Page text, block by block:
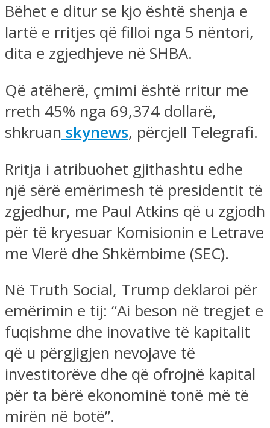
Bëhet e ditur se kjo është shenja e
lartë e rritjes që filloi nga 5 nëntori,
dita e zgjedhjeve në SHBA.
Që atëherë, çmimi është rritur me
rreth 45% nga 69,374 dollarë,
shkruan skynews, përcjell Telegrafi.
Rritja i atribuohet gjithashtu edhe
një sërë emërimesh të presidentit të
zgjedhur, me Paul Atkins që u zgjodh
për të kryesuar Komisionin e Letrave
me Vlerë dhe Shkëmbime (SEC).
Në Truth Social, Trump deklaroi për
emërimin e tij: “Ai beson në tregjet e
fuqishme dhe inovative të kapitalit
që u përgjigjen nevojave të
investitorëve dhe që ofrojnë kapital
për ta bërë ekonominë tonë më të
mirën në botë”.